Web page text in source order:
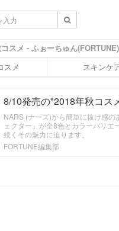
スメ - ふぉーちゅん(FORTUNE)
スメ スキンケ
8/10発売の"2018年秋コス
NARS (ナーズ)から簡単に抜け感
ェクター』が全8色とカラーバリ
続くその魅力に迫ります。
FORTUNE編集部